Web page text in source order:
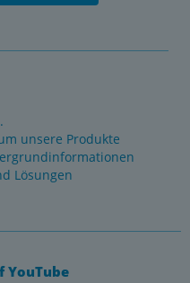
unsere Produkte
Lösungen
YouTube